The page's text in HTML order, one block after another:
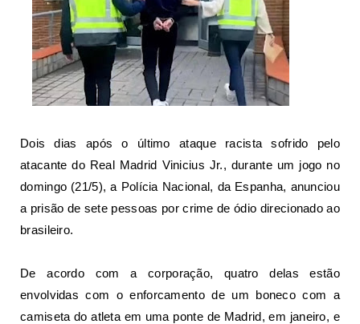
Dois dias após o último ataque racista sofrido pelo
atacante do Real Madrid Vinicius Jr., durante um jogo no
domingo (21/5), a Polícia Nacional, da Espanha, anunciou
a prisão de sete pessoas por crime de ódio direcionado ao
brasileiro.
De acordo com a corporação, quatro delas estão
envolvidas com o enforcamento de um boneco com a
camiseta do atleta em uma ponte de Madrid, em janeiro, e